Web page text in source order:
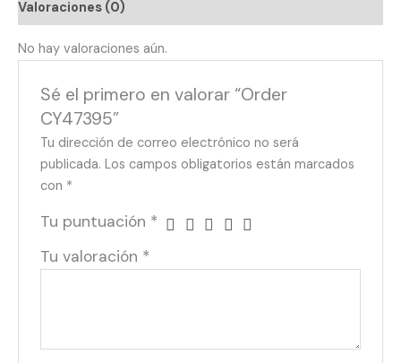
Valoraciones (0)
No hay valoraciones aún.
Sé el primero en valorar “Order
CY47395”
Tu dirección de correo electrónico no será
publicada. Los campos obligatorios están marcados
con *
Tu puntuación *
Tu valoración *